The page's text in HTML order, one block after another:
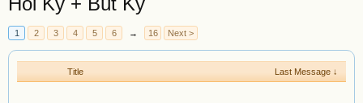
1 2 3 4 5 6 → 16 Next >
Title Last Message ↓